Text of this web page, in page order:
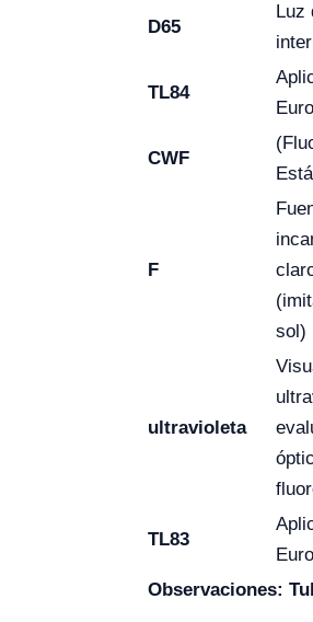
D65
Luz
TL84
CWF
F
sol)
ultravioleta
TL83
Observaciones: